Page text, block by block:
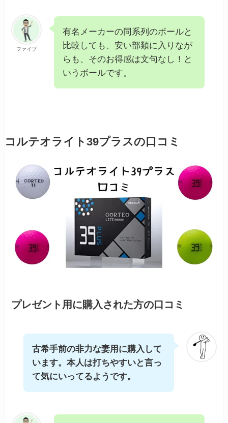
ファイブ
有名メーカーの同系列のボールと
比較しても、安い部類に入りなが
らも、そのお得感は文句なし！と
いうボールです。
コルテオライト39プラスの口コミ
プレゼント用に購入された方の口コミ
古希手前の非力な妻用に購入して
います。本人は打ちやすいと言っ
て気にいってるようです。